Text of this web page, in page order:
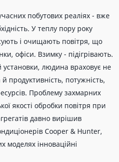
побутових реаліях - вже
У теплу пору року
і очищають повітря, що
офіси. Взимку - підігрівають.
людина враховує не
й продуктивність, потужність,
Проблему захмарних
якості обробки повітря при
давно вирішив
Cooper & Hunter,
моделях інноваційні